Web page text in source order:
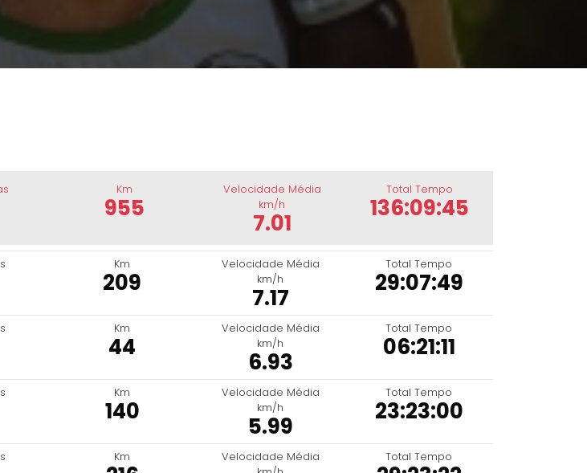
Km
955
Velocidade Média
km/h
7.01
Total Tempo
136:09:45
Km
209
Velocidade Média
km/h
7.17
Total Tempo
29:07:49
Km
44
Velocidade Média
km/h
6.93
Total Tempo
06:21:11
Km
140
Velocidade Média
km/h
5.99
Total Tempo
23:23:00
Km
Velocidade Média
Total Tempo